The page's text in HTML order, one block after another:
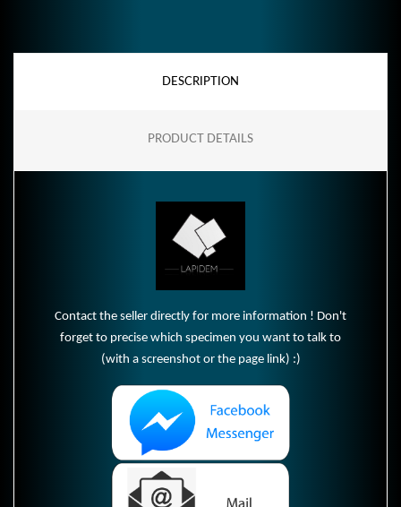
DESCRIPTION
PRODUCT DETAILS
Contact the seller directly for more information ! Don't
forget to precise which specimen you want to talk to
(with a screenshot or the page link) :)